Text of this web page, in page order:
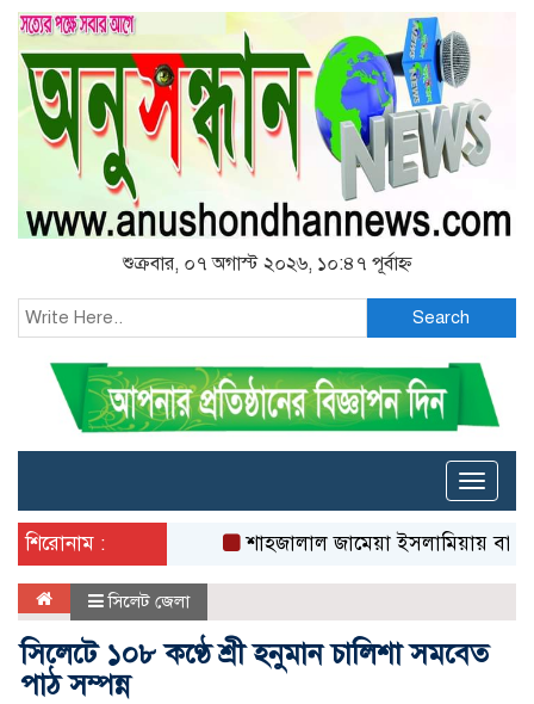
শুক্রবার, ০৭ অগাস্ট ২০২৬, ১০:৪৭ পূর্বাহ্ন
Search
Toggle
শিরোনাম :
শাহজালাল জামেয়া ইসলামিয়ায় বার্ষিক
সিলেট জেলা
সিলেটে ১০৮ কণ্ঠে শ্রী হনুমান চালিশা সমবেত
পাঠ সম্পন্ন